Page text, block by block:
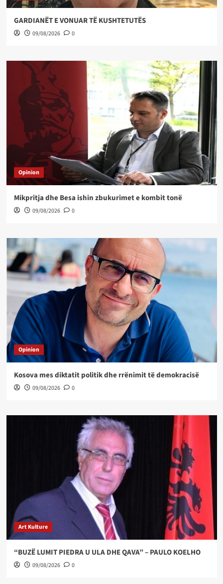
GARDIANËT E VONUAR TË KUSHTETUTËS
09/08/2026 0
Opinion
Mikpritja dhe Besa ishin zbukurimet e kombit tonë
09/08/2026 0
Opinion
Kosova mes diktatit politik dhe rrënimit të demokracisë
09/08/2026 0
Art Kulture
“BUZË LUMIT PIEDRA U ULA DHE QAVA” – PAULO KOELHO
09/08/2026 0